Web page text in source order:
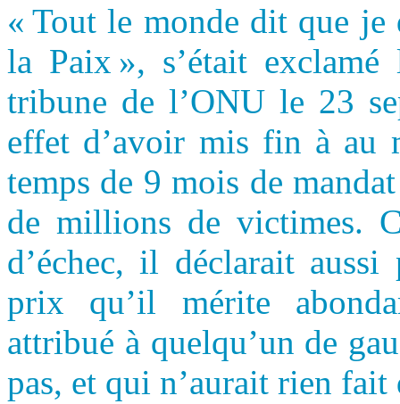
« Tout le monde dit que
la Paix », s’était
tribune de l’ONU le 23
effet d’avoir mis fin à au
temps de 9 mois de
de millions de victimes.
d’échec, il déclarait
prix qu’il mérite
attribué à quelqu’un de
pas, et qui n’aurait rien fait